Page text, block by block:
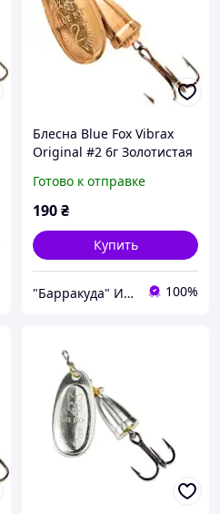
Блесна Blue Fox Vibrax
Original #2 6г Золотистая
Готово к отправке
190₴
Купить
"Барракуда" Интернет-магазин 100%